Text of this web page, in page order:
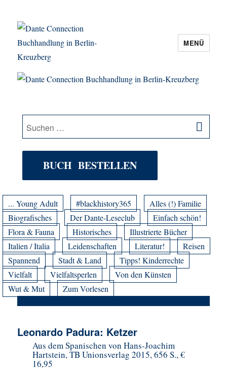
Dante Connection Buchhandlung in
MENÜ
Suche
nach:
BUCH BESTELLEN
... Young Adult #blackhistory365
Alles (!) Familie
Biografisches
Der Dante-Leseclub
Einfach schön!
Flora & Fauna
Historisches
Illustrierte Bücher
Italien / Italia
Leidenschaften Literatur!
Reisen
Spannend
Stadt & Land
Tipps! Kinderrechte
Vielfalt
Vielfaltsperlen
Von den Künsten
Wut & Mut
Zum Vorlesen
Leonardo Padura: Ketzer
Aus dem Spanischen von Hans-Joachim
Hartstein, TB Unionsverlag 2015, 656 S., €
16,95